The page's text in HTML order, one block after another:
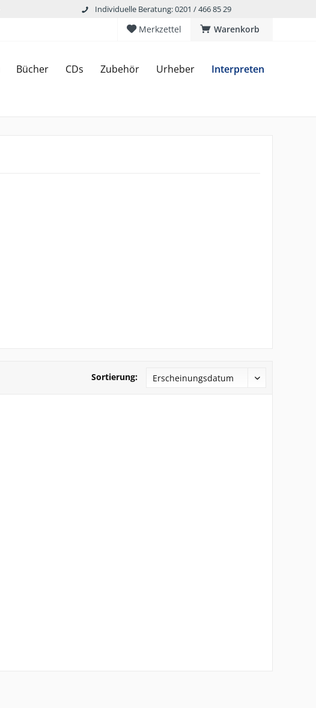
Individuelle Beratung: 0201 / 466 85 29
Warenkorb
Merkzettel
Bücher CDs Zubehör Urheber Interpreten
Sortierung: